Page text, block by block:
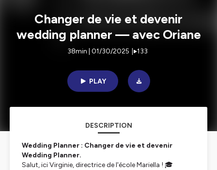
Changer de vie et devenir
wedding planner — avec Oriane
38min | 01/30/2025 133
PLAY
DESCRIPTION
Wedding Planner : Changer de vie et devenir
Wedding Planner.
Salut, ici Virginie, directrice de l'école Mariella ! 🎓